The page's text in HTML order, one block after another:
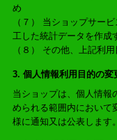
め
（７） 当ショップサー
工した統計データを作成
（８） その他、上記利
3. 個人情報利用目的の変
当ショップは、個人情報
められる範囲内において
様に通知又は公表します。